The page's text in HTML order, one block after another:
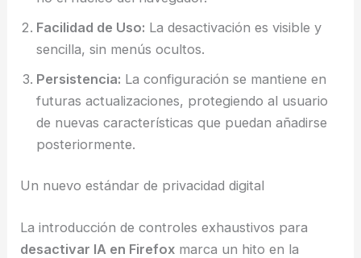
Facilidad de Uso: La desactivación es visible y
sencilla, sin menús ocultos.
Persistencia: La configuración se mantiene en
futuras actualizaciones, protegiendo al usuario
de nuevas características que puedan añadirse
posteriormente.
Un nuevo estándar de privacidad digital
La introducción de controles exhaustivos para
desactivar IA en Firefox marca un hito en la